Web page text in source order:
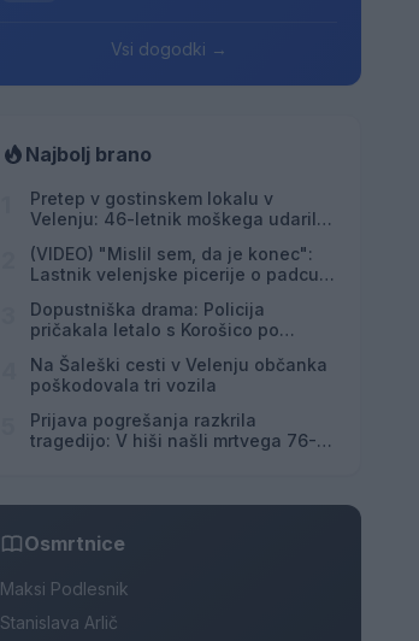
Vsi dogodki →
Najbolj brano
Pretep v gostinskem lokalu v
Velenju: 46-letnik moškega udaril s
(VIDEO) "Mislil sem, da je konec":
Lastnik velenjske picerije o padcu s
Dopustniška drama: Policija
pričakala letalo s Korošico po
Na Šaleški cesti v Velenju občanka
poškodovala tri vozila
Prijava pogrešanja razkrila
tragedijo: V hiši našli mrtvega 76-
Osmrtnice
Maksi Podlesnik
Stanislava Arlič